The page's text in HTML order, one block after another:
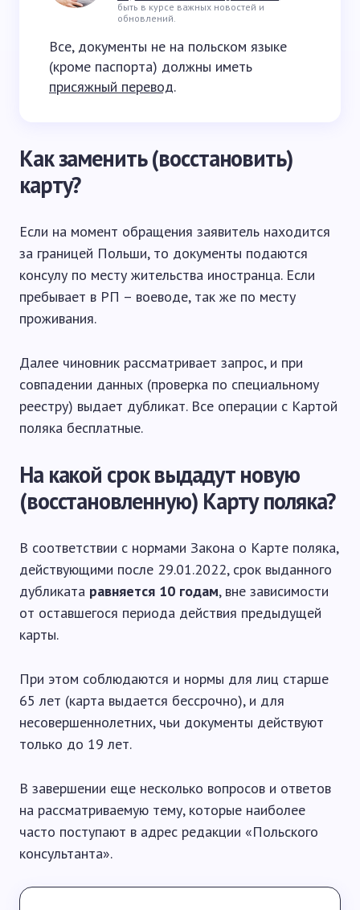
быть в курсе важных новостей и
обновлений.
Все, документы не на польском языке
(кроме паспорта) должны иметь
присяжный перевод.
Как заменить (восстановить)
карту?
Если на момент обращения заявитель находится
за границей Польши, то документы подаются
консулу по месту жительства иностранца. Если
пребывает в РП – воеводе, так же по месту
проживания.
Далее чиновник рассматривает запрос, и при
совпадении данных (проверка по специальному
реестру) выдает дубликат. Все операции с Картой
поляка бесплатные.
На какой срок выдадут новую
(восстановленную) Карту поляка?
В соответствии с нормами Закона о Карте поляка,
действующими после 29.01.2022, срок выданного
дубликата равняется 10 годам, вне зависимости
от оставшегося периода действия предыдущей
карты.
При этом соблюдаются и нормы для лиц старше
65 лет (карта выдается бессрочно), и для
несовершеннолетних, чьи документы действуют
только до 19 лет.
В завершении еще несколько вопросов и ответов
на рассматриваемую тему, которые наиболее
часто поступают в адрес редакции «Польского
консультанта».